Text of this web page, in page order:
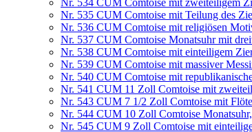
Nr. 534 CUM Comtoise mit zweiteiligem
Nr. 535 CUM Comtoise mit Teilung des
Nr. 536 CUM Comtoise mit religiösen
Nr. 537 CUM Comtoise Monatsuhr mit
Nr. 538 CUM Comtoise mit einteiligem
Nr. 539 CUM Comtoise mit massiver
Nr. 540 CUM Comtoise mit
Nr. 541 CUM 11 Zoll Comtoise mit
Nr. 543 CUM 7 1/2 Zoll Comtoise mit
Nr. 544 CUM 10 Zoll Comtoise
Nr. 545 CUM 9 Zoll Comtoise mit